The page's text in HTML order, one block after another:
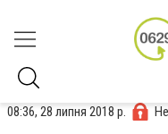
08:36, 28 липня 2018 р.